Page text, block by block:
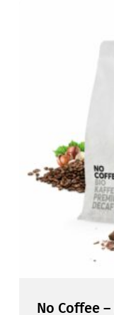
No Coffee